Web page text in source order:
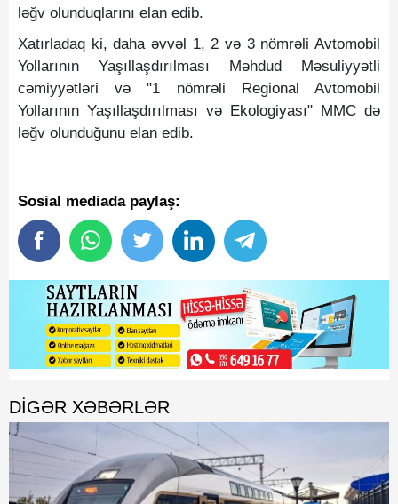
ləğv olunduqlarını elan edib.
Xatırladaq ki, daha əvvəl 1, 2 və 3 nömrəli Avtomobil
Yollarının Yaşıllaşdırılması Məhdud Məsuliyyətli
cəmiyyətləri və "1 nömrəli Regional Avtomobil
Yollarının Yaşıllaşdırılması və Ekologiyası" MMC də
ləğv olunduğunu elan edib.
Sosial mediada paylaş:
DIGƏR XƏBƏRLƏR